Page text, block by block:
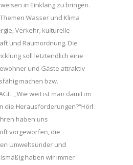
in Einklang zu bringen.
Wasser und Klima
Verkehr, kulturelle
und Raumordnung. Die
soll letztendlich eine
und Gäste attraktiv
machen bzw.
„Wie weit ist man damit im
die Herausforderungen?“Hörl:
haben uns
vorgeworfen, die
Umweltsünder und
haben wir immer